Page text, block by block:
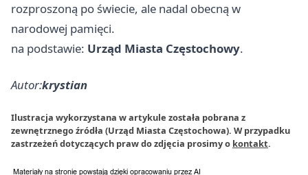
rozproszoną po świecie, ale nadal obecną w
narodowej pamięci.
na podstawie: Urząd Miasta Częstochowy.
Autor:krystian
Ilustracja wykorzystana w artykule została pobrana z
zewnętrznego źródła (Urząd Miasta Częstochowa). W przypadku
zastrzeżeń dotyczących praw do zdjęcia prosimy o kontakt.